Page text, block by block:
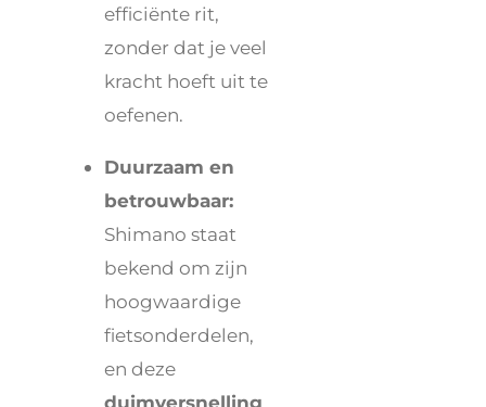
efficiënte rit,
zonder dat je veel
kracht hoeft uit te
oefenen.
Duurzaam en
betrouwbaar:
Shimano staat
bekend om zijn
hoogwaardige
fietsonderdelen,
en deze
duimversnelling